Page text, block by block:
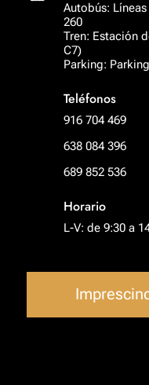
Autobús:
260
Tren: Estación
C7)
Parking:
Teléfonos
916 704 469
638 084 396
689 852 536
Horario
L-V: de 9:30 a